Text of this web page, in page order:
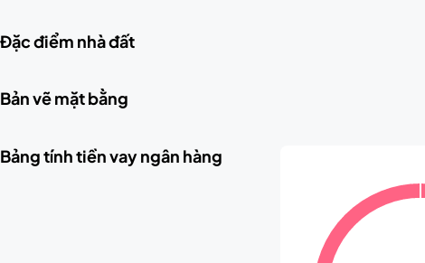
Đặc điểm nhà đất
Bản vẽ mặt bằng
Bảng tính tiền vay ngân hàng